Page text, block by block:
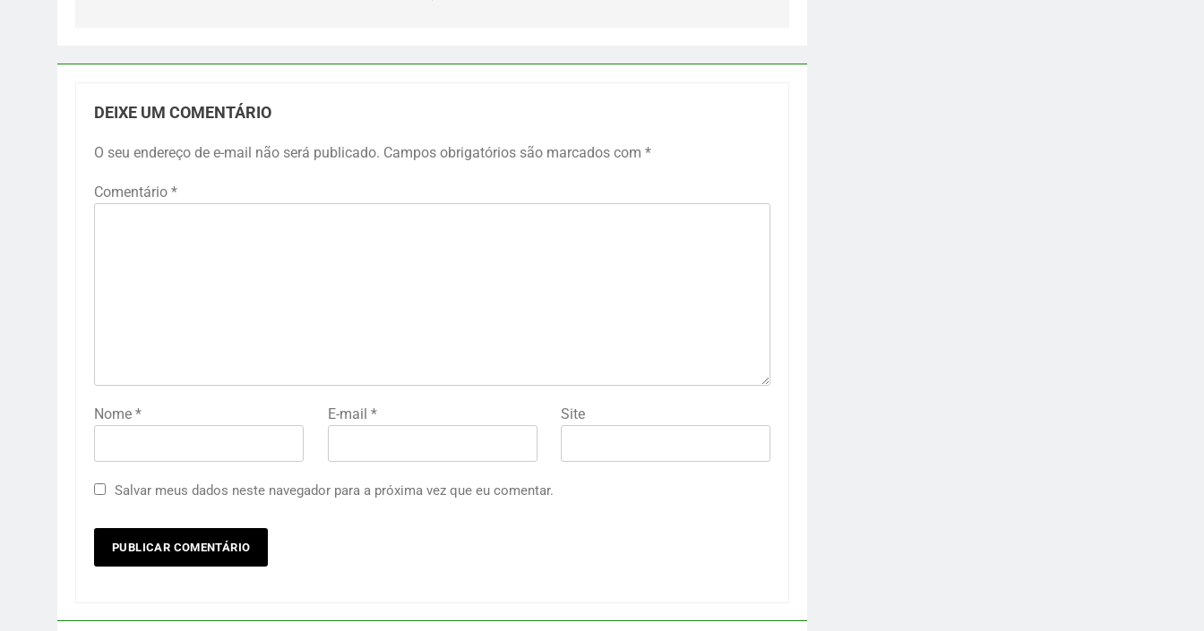
DEIXE UM COMENTÁRIO
O seu endereço de e-mail não será publicado. Campos obrigatórios são marcados com *
Comentário *
Nome * E-mail * Site
Salvar meus dados neste navegador para a próxima vez que eu comentar.